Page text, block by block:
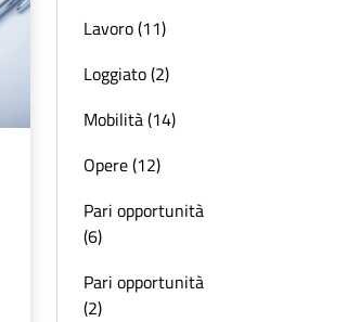
Lavoro (11)
Loggiato (2)
Mobilità (14)
Opere (12)
Pari opportunità
(6)
Pari opportunità
(2)